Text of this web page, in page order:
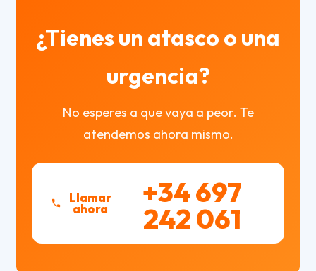
¿Tienes un atasco o una
urgencia?
No esperes a que vaya a peor. Te
atendemos ahora mismo.
Llamar
ahora +34 697
242 061